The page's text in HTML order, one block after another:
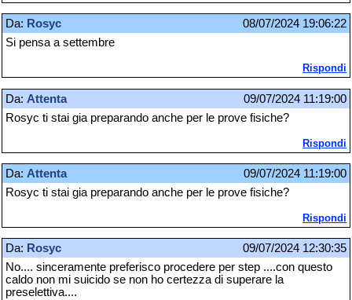
Da: Rosyc
08/07/2024 19:06:22
Si pensa a settembre
Rispondi
Da: Attenta
09/07/2024 11:19:00
Rosyc ti stai gia preparando anche per le prove fisiche?
Rispondi
Da: Attenta
09/07/2024 11:19:00
Rosyc ti stai gia preparando anche per le prove fisiche?
Rispondi
Da: Rosyc
09/07/2024 12:30:35
No.... sinceramente preferisco procedere per step ....con questo
caldo non mi suicido se non ho certezza di superare la
preselettiva....